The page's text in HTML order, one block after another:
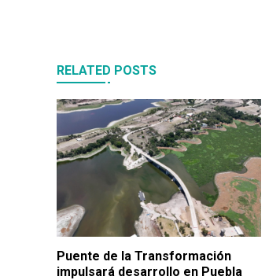
RELATED POSTS
Puente de la Transformación
impulsará desarrollo en Puebla